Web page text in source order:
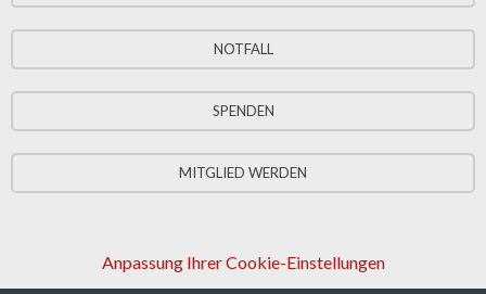
NOTFALL
SPENDEN
MITGLIED WERDEN
Anpassung Ihrer Cookie-Einstellungen